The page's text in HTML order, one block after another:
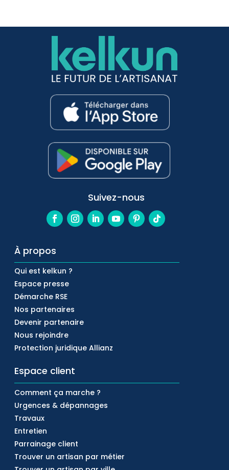
Suivez-nous
À propos
Qui est kelkun ?
Espace presse
Démarche RSE
Nos partenaires
Devenir partenaire
Nous rejoindre
Protection juridique Allianz
Espace client
Comment ça marche ?
Urgences & dépannages
Travaux
Entretien
Parrainage client
Trouver un artisan par métier